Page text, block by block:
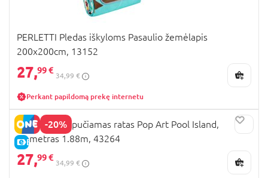
PERLETTI Pledas iškyloms Pasaulio žemėlapis
200x200cm, 13152
27,99 €
34,99 €
Perkant papildomą prekę internetu
-20%
E-KAINA
BESTWAY pripučiamas ratas Pop Art Pool Island,
diametras 1.88m, 43264
27,99 €
34,99 €